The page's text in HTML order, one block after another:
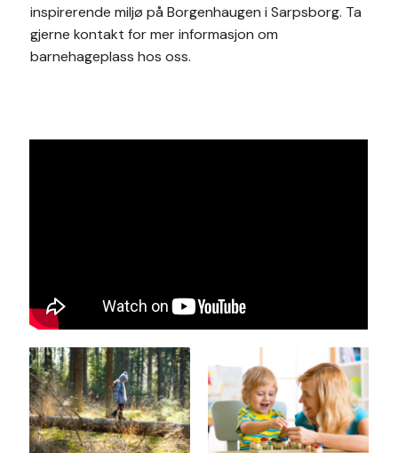
inspirerende miljø på Borgenhaugen i Sarpsborg. Ta
gjerne kontakt for mer informasjon om
barnehageplass hos oss.